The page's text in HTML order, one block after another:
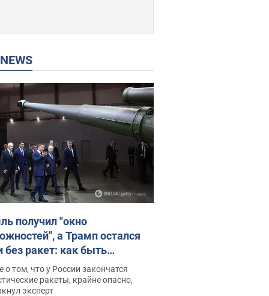
NEWS
получил "окно
а Трамп остался
без ракет: как быть
Интервью с Мельником
о том, что у России закончатся
ракеты, крайне опасно,
эксперт